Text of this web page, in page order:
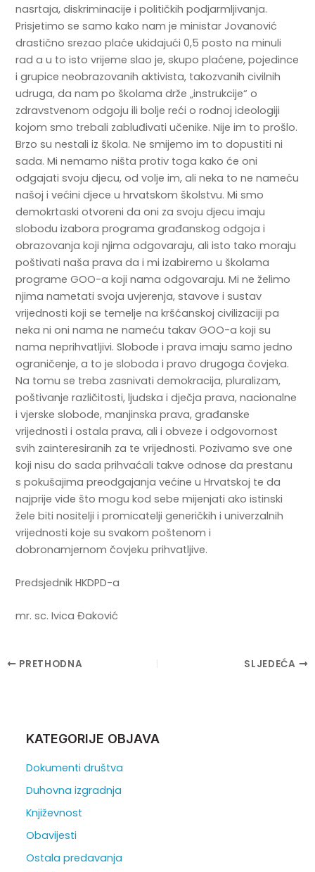
nasrtaja, diskriminacije i političkih podjarmljivanja.
Prisjetimo se samo kako nam je ministar Jovanović
drastično srezao plaće ukidajući 0,5 posto na minuli
rad a u to isto vrijeme slao je, skupo plaćene, pojedince
i grupice neobrazovanih aktivista, takozvanih civilnih
udruga, da nam po školama drže „instrukcije“ o
zdravstvenom odgoju ili bolje reći o rodnoj ideologiji
kojom smo trebali zabluđivati učenike. Nije im to prošlo.
Brzo su nestali iz škola. Ne smijemo im to dopustiti ni
sada. Mi nemamo ništa protiv toga kako će oni
odgajati svoju djecu, od volje im, ali neka to ne nameću
našoj i većini djece u hrvatskom školstvu. Mi smo
demokrtaski otvoreni da oni za svoju djecu imaju
slobodu izabora programa građanskog odgoja i
obrazovanja koji njima odgovaraju, ali isto tako moraju
poštivati naša prava da i mi izabiremo u školama
programe GOO-a koji nama odgovaraju. Mi ne želimo
njima nametati svoja uvjerenja, stavove i sustav
vrijednosti koji se temelje na kršćanskoj civilizaciji pa
neka ni oni nama ne nameću takav GOO-a koji su
nama neprihvatljivi. Slobode i prava imaju samo jedno
ograničenje, a to je sloboda i pravo drugoga čovjeka.
Na tomu se treba zasnivati demokracija, pluralizam,
poštivanje različitosti, ljudska i dječja prava, nacionalne
i vjerske slobode, manjinska prava, građanske
vrijednosti i ostala prava, ali i obveze i odgovornost
svih zainteresiranih za te vrijednosti. Pozivamo sve one
koji nisu do sada prihvaćali takve odnose da prestanu
s pokušajima preodgajanja većine u Hrvatskoj te da
najprije vide što mogu kod sebe mijenjati ako istinski
žele biti nositelji i promicatelji generičkih i univerzalnih
vrijednosti koje su svakom poštenom i
dobronamjernom čovjeku prihvatljive.
Predsjednik HKDPD-a
mr. sc. Ivica Đaković
PostPRETHODNA SLJEDEĆA
KATEGORIJE OBJAVA
Dokumenti društva
Duhovna izgradnja
Književnost
Obavijesti
Ostala predavanja